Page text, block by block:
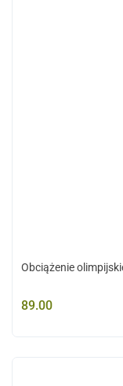
Obciążenie
89.00